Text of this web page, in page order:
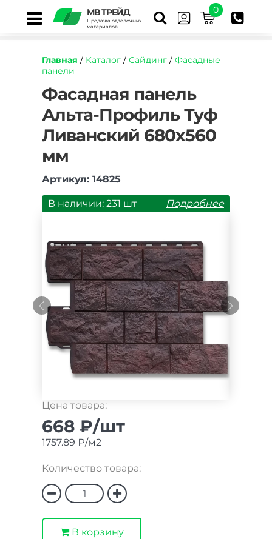
МВ ТРЕЙД
Продажа отделочных
материалов
0
Главная / Каталог / Сайдинг / Фасадные
панели
https://mvtrade.ru/images/id/normal/
panel-
alta-
profil-
tuf-
796h591-
Фасадная панель
Альта-Профиль Туф
Ливанский 680х560
мм
Артикул: 14825
В наличии: 231 шт Подробнее
Цена товара:
668 ₽/шт
1757.89 ₽/м2
Количество товара:
В корзину